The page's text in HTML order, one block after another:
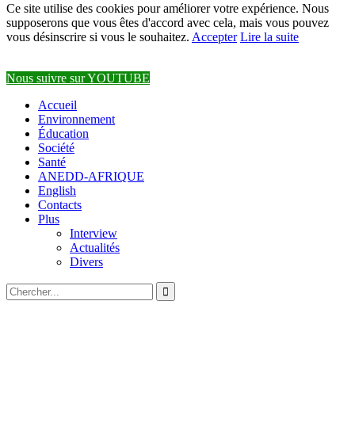
Ce site utilise des cookies pour améliorer votre expérience. Nous
supposerons que vous êtes d'accord avec cela, mais vous pouvez
vous désinscrire si vous le souhaitez. Accepter Lire la suite
Nous suivre sur YOUTUBE
Accueil
Environnement
Éducation
Société
Santé
ANEDD-AFRIQUE
English
Contacts
Plus
Interview
Actualités
Divers